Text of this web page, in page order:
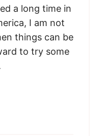
a long time in
I am not
things can be
to try some